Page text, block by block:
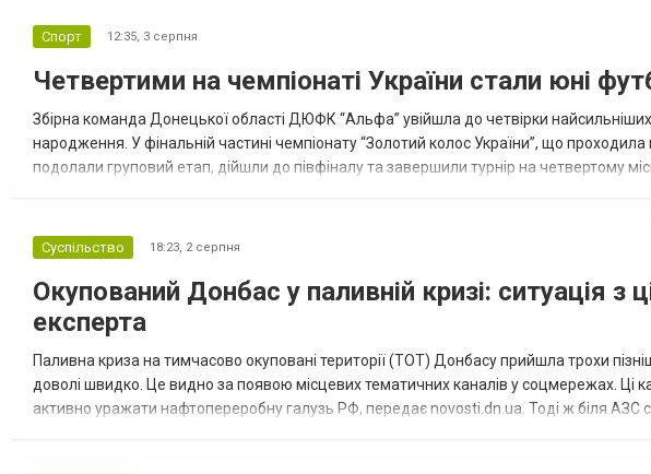
Спорт 12:35, 3 серпня
Четвертими на чемпіонаті України стали юні
Збірна команда Донецької області ДЮФК “Альфа” увійшла до четвірки
народження. У фінальній частині чемпіонату “Золотий колос України”, що
подолали груповий етап, дійшли до півфіналу та завершили турнір на четвертому
Суспільство 18:23, 2 серпня
Окупований Донбас у паливній кризі: ситуація з
експерта
Паливна криза на тимчасово окуповані території (ТОТ) Донбасу прийшла трохи
доволі швидко. Це видно за появою місцевих тематичних каналів у соцмережах. Ці
активно уражати нафтопереробну галузь РФ, передає novosti.dn.ua. Тоді ж біля АЗС